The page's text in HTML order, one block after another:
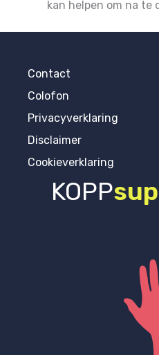
kan helpen om na
Contact
Colofon
Privacyverklaring
Disclaimer
Cookieverklaring
KOPP